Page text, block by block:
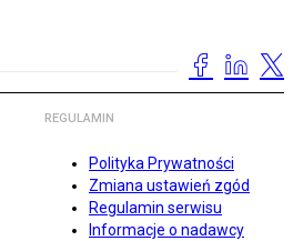
REGULAMIN
Polityka Prywatności
Zmiana ustawień zgód
Regulamin serwisu
Informacje o nadawcy